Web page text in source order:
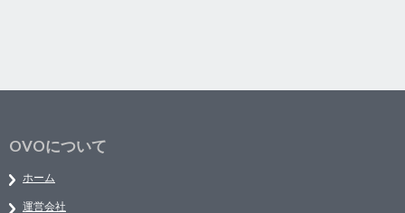
OVOについて
ホーム
運営会社